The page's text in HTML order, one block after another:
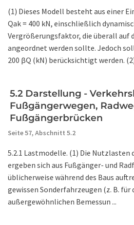
(1) Dieses Modell besteht aus einer
Qak = 400 kN, einschließlich
Vergrößerungsfaktor, die überall auf
angeordnet werden sollte. Jedoch
200 βQ (kN) berücksichtigt werden.
5.2 Darstellung -
Fußgängerwegen,
Fußgängerbrücken
Seite 57, Abschnitt 5.2
5.2.1 Lastmodelle. (1) Die Nutzlasten
ergeben sich aus Fußgänger- und
üblicherweise während des Baus
gewissen Sonderfahrzeugen (z. B. für
außergewöhnlichen Bemessun ...